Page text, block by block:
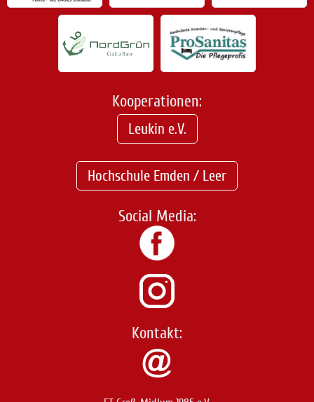
Kooperationen:
Leukin e.V.
Hochschule Emden / Leer
Social Media:
Kontakt: